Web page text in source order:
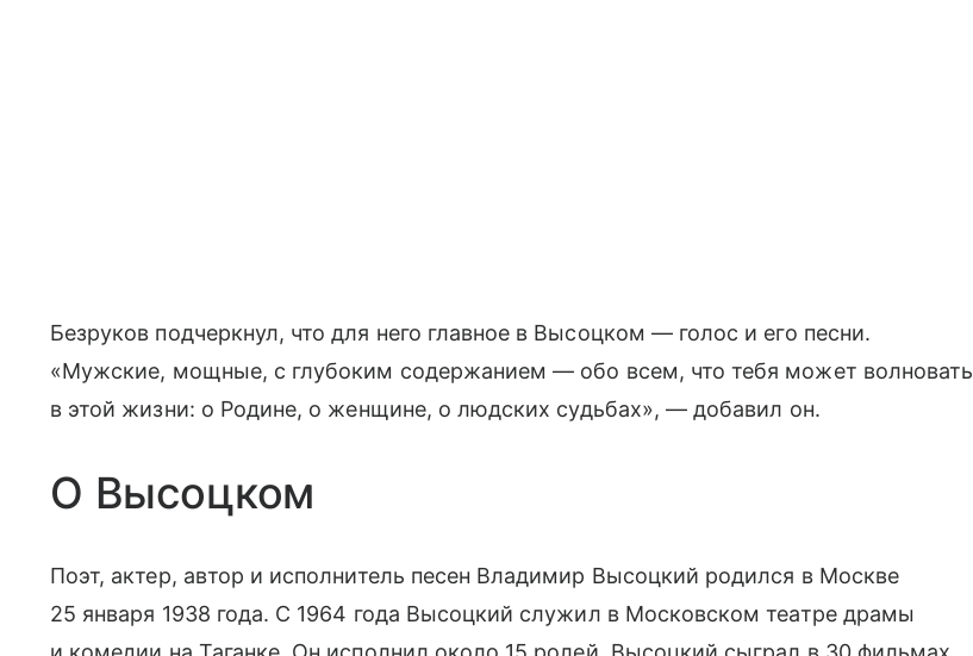
Безруков подчеркнул, что для него главное в Высоцком — голос и его песни.
«Мужские, мощные, с глубоким содержанием — обо всем, что тебя может волновать
в этой жизни: о Родине, о женщине, о людских судьбах», — добавил он.
О Высоцком
Поэт, актер, автор и исполнитель песен Владимир Высоцкий родился в Москве
25 января 1938 года. С 1964 года Высоцкий служил в Московском театре драмы